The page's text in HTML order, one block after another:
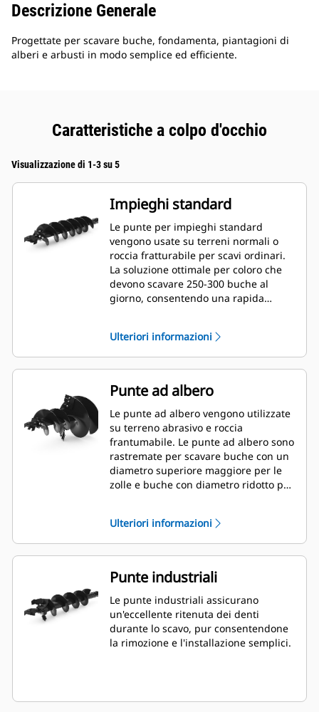
Descrizione Generale
Progettate per scavare buche, fondamenta, piantagioni di
alberi e arbusti in modo semplice ed efficiente.
Caratteristiche a colpo d'occhio
Visualizzazione di 1-3 su 5
Impieghi standard
Le punte per impieghi standard
vengono usate su terreni normali o
roccia fratturabile per scavi ordinari.
La soluzione ottimale per coloro che
devono scavare 250-300 buche al
giorno, consentendo una rapida
Ulteriori informazioni
Punte ad albero
Le punte ad albero vengono utilizzate
su terreno abrasivo e roccia
frantumabile. Le punte ad albero sono
rastremate per scavare buche con un
diametro superiore maggiore per le
zolle e buche con diametro ridotto per
Ulteriori informazioni
Punte industriali
Le punte industriali assicurano
un'eccellente ritenuta dei denti
durante lo scavo, pur consentendone
la rimozione e l'installazione semplici.